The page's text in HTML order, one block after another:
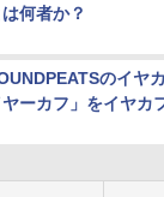
は何者か？
のイヤ
ヤーカフ」をイヤカ